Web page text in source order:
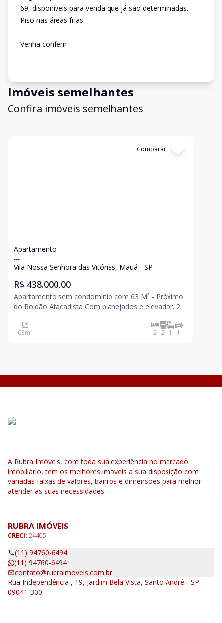
69, disponíveis para venda que já são determinadas.
Piso nas áreas frias.
Venha conferir
Imóveis semelhantes
Confira imóveis semelhantes
Comparar
Apartamento
...
Vila Nossa Senhora das Vitórias, Mauá - SP
R$ 438.000,00
Apartamento sem condomínio com 63 M² - Próximo
do Roldão Atacadista Com planejados e elevador. 2
conceito aberto integrada à sala e copa, área de
serviço. 1 vaga de garagem. O condomínio oferece
63m² 2 2 1 1
A Rubra Imóveis, com toda sua experiência no mercado
imobiliário, tem os melhores imóveis a sua disposição com
variadas faixas de valores, bairros e dimensões para melhor
atender as suas necessidades.
RUBRA IMÓVEIS
CRECI: 24405-J
(11) 94760-6494
(11) 94760-6494
contato@rubraimoveis.com.br
Rua Independência , 19, Jardim Bela Vista, Santo André - SP -
09041-300